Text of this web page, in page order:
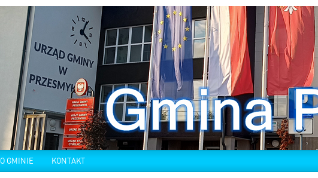
O GMINIE KONTAKT